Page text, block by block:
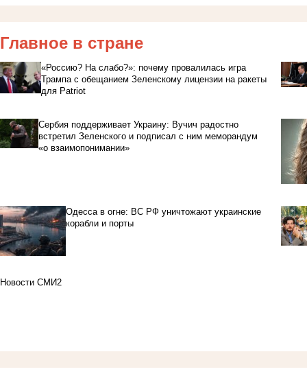
Главное в стране
«Россию? На слабо?»: почему провалилась игра
Трампа с обещанием Зеленскому лицензии на ракеты
для Patriot
Сербия поддерживает Украину: Вучич радостно
встретил Зеленского и подписал с ним меморандум
«о взаимопонимании»
Одесса в огне: ВС РФ уничтожают украинские
корабли и порты
Новости СМИ2